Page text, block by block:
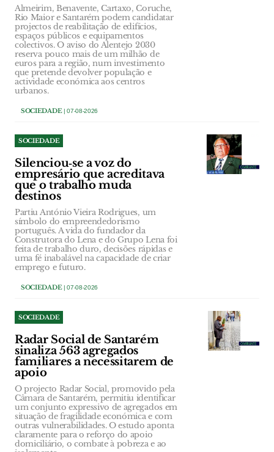
Almeirim, Benavente, Cartaxo, Coruche,
Rio Maior e Santarém podem candidatar
projectos de reabilitação de edifícios,
espaços públicos e equipamentos
colectivos. O aviso do Alentejo 2030
reserva pouco mais de um milhão de
euros para a região, num investimento
que pretende devolver população e
actividade económica aos centros
urbanos.
SOCIEDADE| 07-08-2026
SOCIEDADE
Silenciou‑se a voz do
empresário que acreditava
que o trabalho muda
destinos
Partiu António Vieira Rodrigues, um
símbolo do empreendedorismo
português. A vida do fundador da
Construtora do Lena e do Grupo Lena foi
feita de trabalho duro, decisões rápidas e
uma fé inabalável na capacidade de criar
emprego e futuro.
SOCIEDADE| 07-08-2026
SOCIEDADE
Radar Social de Santarém
sinaliza 563 agregados
familiares a necessitarem de
apoio
O projecto Radar Social, promovido pela
Câmara de Santarém, permitiu identificar
um conjunto expressivo de agregados em
situação de fragilidade económica e com
outras vulnerabilidades. O estudo aponta
claramente para o reforço do apoio
domiciliário, o combate à pobreza e ao